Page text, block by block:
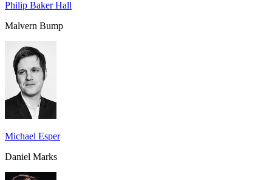
Philip Baker Hall
Malvern Bump
Michael Esper
Daniel Marks